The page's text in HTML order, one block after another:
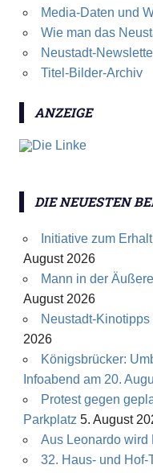
Media-Daten und
Wie man das
Neustadt-
Titel-Bilder-Archiv
ANZEIGE
DIE NEUESTEN
Initiative zum
August 2026
Mann in der
August 2026
Neustadt-
2026
Königsbrücker:
Infoabend am 20.
Protest gegen
Parkplatz 5. August
Aus Leonardo wird
32. Haus- und Hof-